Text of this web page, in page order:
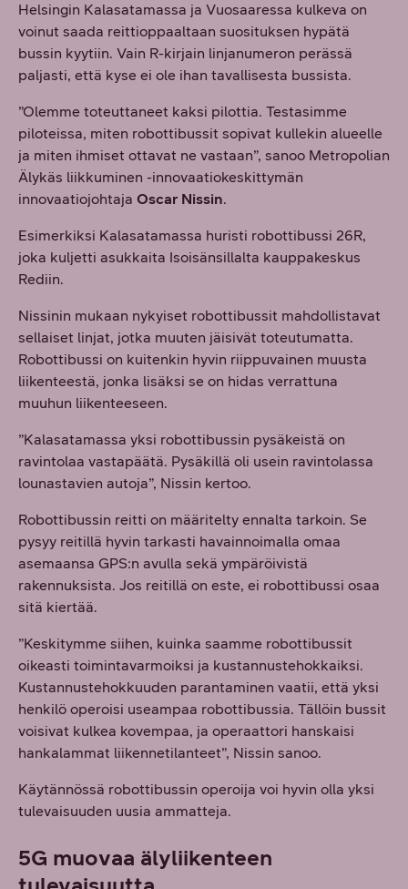
Helsingin Kalasatamassa ja Vuosaaressa kulkeva on
voinut saada reittioppaaltaan suosituksen hypätä
bussin kyytiin. Vain R-kirjain linjanumeron perässä
paljasti, että kyse ei ole ihan tavallisesta bussista.
”Olemme toteuttaneet kaksi pilottia. Testasimme
piloteissa, miten robottibussit sopivat kullekin alueelle
ja miten ihmiset ottavat ne vastaan”, sanoo Metropolian
Älykäs liikkuminen -innovaatiokeskittymän
innovaatiojohtaja Oscar Nissin.
Esimerkiksi Kalasatamassa huristi robottibussi 26R,
joka kuljetti asukkaita Isoisänsillalta kauppakeskus
Rediin.
Nissinin mukaan nykyiset robottibussit mahdollistavat
sellaiset linjat, jotka muuten jäisivät toteutumatta.
Robottibussi on kuitenkin hyvin riippuvainen muusta
liikenteestä, jonka lisäksi se on hidas verrattuna
muuhun liikenteeseen.
”Kalasatamassa yksi robottibussin pysäkeistä on
ravintolaa vastapäätä. Pysäkillä oli usein ravintolassa
lounastavien autoja”, Nissin kertoo.
Robottibussin reitti on määritelty ennalta tarkoin. Se
pysyy reitillä hyvin tarkasti havainnoimalla omaa
asemaansa GPS:n avulla sekä ympäröivistä
rakennuksista. Jos reitillä on este, ei robottibussi osaa
sitä kiertää.
”Keskitymme siihen, kuinka saamme robottibussit
oikeasti toimintavarmoiksi ja kustannustehokkaiksi.
Kustannustehokkuuden parantaminen vaatii, että yksi
henkilö operoisi useampaa robottibussia. Tällöin bussit
voisivat kulkea kovempaa, ja operaattori hanskaisi
hankalammat liikennetilanteet”, Nissin sanoo.
Käytännössä robottibussin operoija voi hyvin olla yksi
tulevaisuuden uusia ammatteja.
5G muovaa älyliikenteen